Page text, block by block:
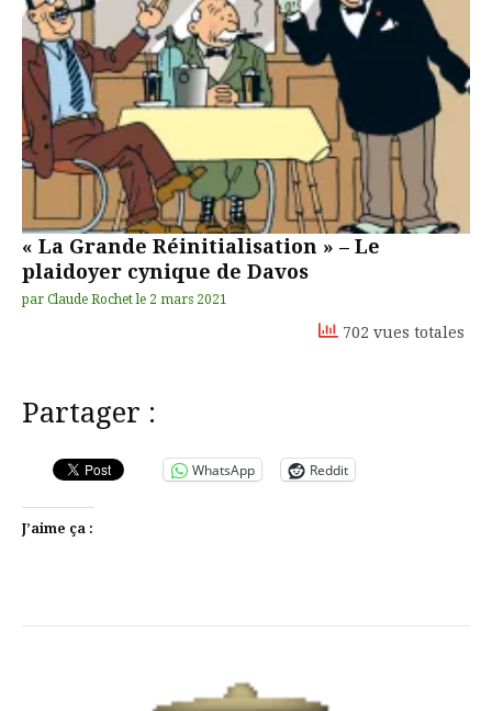
« La Grande Réinitialisation » – Le
plaidoyer cynique de Davos
par Claude Rochet le 2 mars 2021
702 vues totales
Partager :
WhatsApp Reddit
J’aime ça :